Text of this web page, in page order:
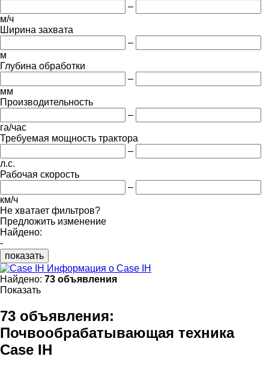
–
м/ч
Ширина захвата
–
м
Глубина обработки
–
мм
Производительность
–
га/час
Требуемая мощность трактора
–
л.с.
Рабочая скорость
–
км/ч
Не хватает фильтров?
Предложить изменение
Найдено:
-
показать
Информация о Case IH
Найдено: 73 объявления
Показать
73 объявления:
Почвообрабатывающая техника
Case IH